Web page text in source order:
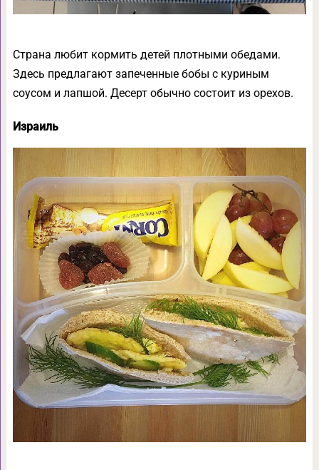
Страна любит кормить детей плотными обедами.
Здесь предлагают запеченные бобы с куриным
соусом и лапшой. Десерт обычно состоит из орехов.
Израиль